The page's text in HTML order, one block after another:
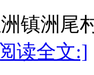
镇洲尾
读全文:]